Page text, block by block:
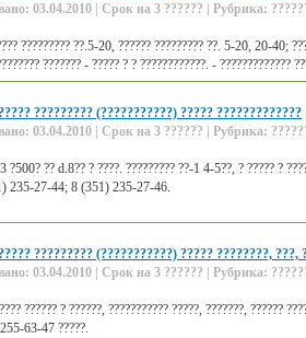
03.04.2010 | Срок на 3 ?????? | Рубрика:
????????? ??.5-20, ?????? ????????? ??. 5-20, 20-40;
??????? - ????? ? ? ????????????. - ?????????????
????????? (???????????) ????? ?????????????
03.04.2010 | Срок на 3 ?????? | Рубрика:
?? d.8?? ? ????. ????????? ??-1 4-5??, ? ????? ?
235-27-44; 8 (351) 235-27-46.
????????? (???????????) ????? ????????, ???,
03.04.2010 | Срок на 3 ?????? | Рубрика:
?????? ? ??????, ??????????? ?????, ???????, ??????
63-47 ?????.